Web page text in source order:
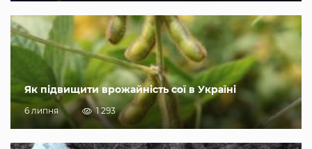
Як підвищити врожайність сої в Україні
6 липня 1 293